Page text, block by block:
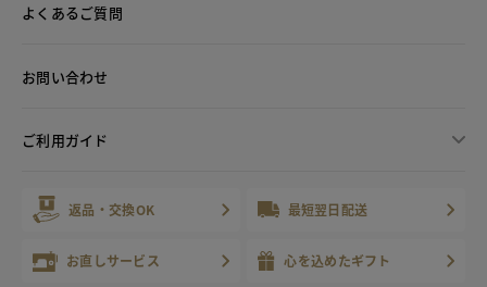
よくあるご質問
お問い合わせ
ご利用ガイド
返品・交換OK 最短翌日配送
お直しサービス 心を込めたギフト